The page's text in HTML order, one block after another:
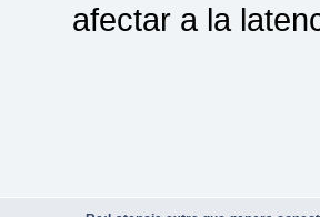
afectar a la